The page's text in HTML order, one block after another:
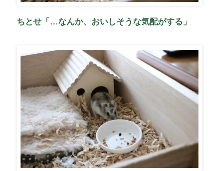
ちとせ「…なんか、おいしそうな気配がする」